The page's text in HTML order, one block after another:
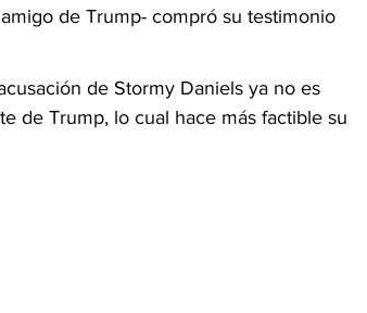
de Trump- compró su testimonio
de Stormy Daniels ya no es
de Trump, lo cual hace más factible su